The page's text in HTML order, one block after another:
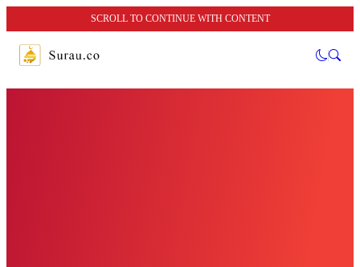
SCROLL TO CONTINUE WITH CONTENT